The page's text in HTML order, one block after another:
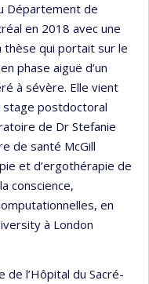
Département de
en 2018 avec une
thèse qui portait sur le
phase aiguë d’un
à sévère. Elle vient
postdoctoral
de Dr Stefanie
de santé McGill
et d’ergothérapie de
conscience,
en
à London
de l’Hôpital du Sacré-